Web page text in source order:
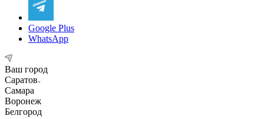
Google Plus
WhatsApp
Ваш город
Саратов
Самара
Воронеж
Белгород